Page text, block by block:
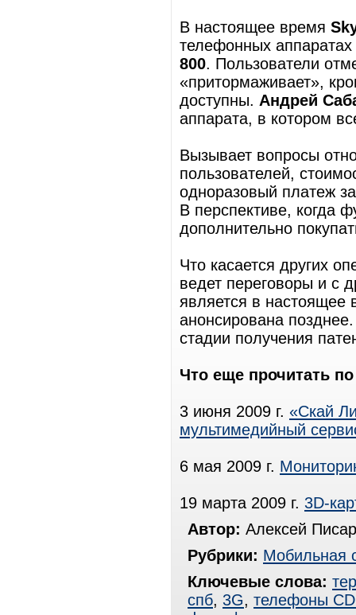
В настоящее время
телефонных аппаратах
800. Пользователи
«притормаживает»,
доступны. Андрей
аппарата, в котором
Вызывает вопросы
пользователей,
одноразовый платеж
В перспективе, когда
дополнительно
Что касается других
ведет переговоры и с
является в настоящее
анонсирована
стадии получения
Что еще прочитать
3 июня 2009 г. «Скай
мультимедийный
6 мая 2009 г.
19 марта 2009 г. 3D-
Автор: Алексей
Рубрики: Мобильная
Ключевые слова:
спб, 3G, телефоны